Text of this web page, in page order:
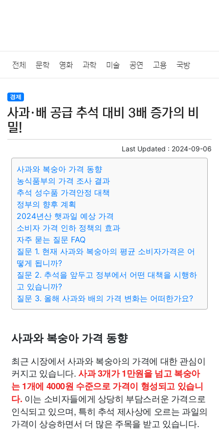
전체 문학 영화 과학 미술 공연 고용 국방
법률
질병 가요 방송 일상 주식 암호화폐 블록체인
미용 증권 인테리어
요리 상품리뷰 원예 금융
대출 자동차 취미 여행
종교 사회 정치 건강 의료
부동산 외국어 교육 교통 생활 기타
경제
사과·배 공급 추석 대비 3배 증가의 비
밀!
Last Updated : 2024-09-06
사과와 복숭아 가격 동향
농식품부의 가격 조사 결과
추석 성수품 가격안정 대책
정부의 향후 계획
2024년산 햇과일 예상 가격
소비자 가격 인하 정책의 효과
자주 묻는 질문 FAQ
질문 1. 현재 사과와 복숭아의 평균 소비자가격은 어
떻게 됩니까?
질문 2. 추석을 앞두고 정부에서 어떤 대책을 시행하
고 있습니까?
질문 3. 올해 사과와 배의 가격 변화는 어떠한가요?
사과와 복숭아 가격 동향
최근 시장에서 사과와 복숭아의 가격에 대한 관심이
커지고 있습니다.사과 3개가 1만원을 넘고 복숭아
는 1개에 4000원 수준으로 가격이 형성되고 있습니
다. 이는 소비자들에게 상당히 부담스러운 가격으로
인식되고 있으며, 특히 추석 제사상에 오르는 과일의
가격이 상승하면서 더 많은 주목을 받고 있습니다.